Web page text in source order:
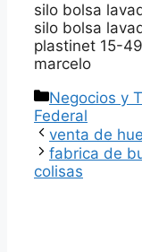
silo bolsa
silo bolsa
plastinet 15-
marcelo
Categorías
Negocios y
Federal
venta de
fabrica de
colisas